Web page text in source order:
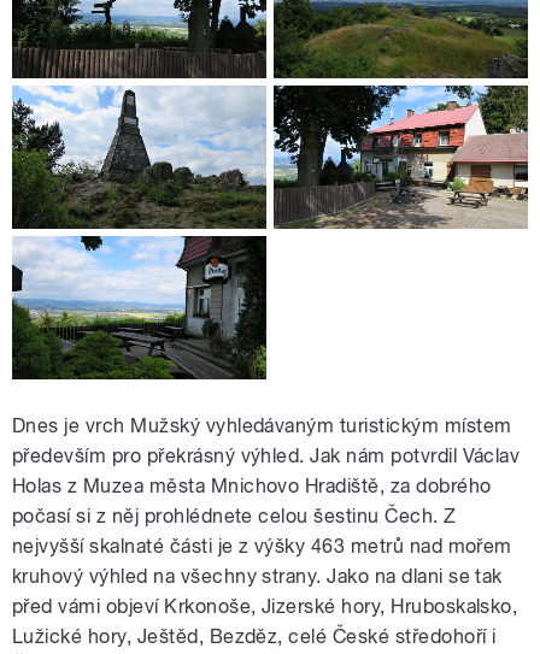
Dnes je vrch Mužský vyhledávaným turistickým místem
především pro překrásný výhled. Jak nám potvrdil Václav
Holas z Muzea města Mnichovo Hradiště, za dobrého
počasí si z něj prohlédnete celou šestinu Čech. Z
nejvyšší skalnaté části je z výšky 463 metrů nad mořem
kruhový výhled na všechny strany. Jako na dlani se tak
před vámi objeví Krkonoše, Jizerské hory, Hruboskalsko,
Lužické hory, Ještěd, Bezděz, celé České středohoří i